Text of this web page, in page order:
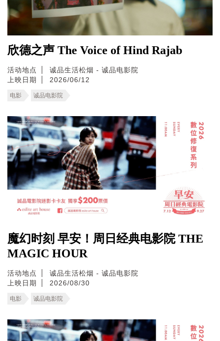
欣德之声 The Voice of Hind Rajab
活动地点
诚品生活松烟 - 诚品电影院
上映日期
2026/06/12
电影 诚品电影院
魔幻时刻 早安！周日经典电影院 THE
MAGIC HOUR
活动地点
诚品生活松烟 - 诚品电影院
上映日期
2026/08/30
电影 诚品电影院